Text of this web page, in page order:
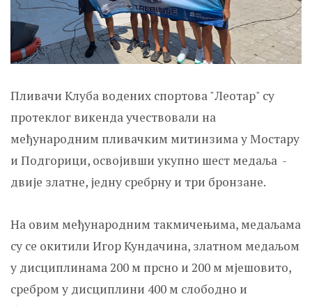
Пливачи Клуба водених спортова "Леотар" су
протеклог викенда учествовали на
међународним пливачким митинзима у Мостару
и Подгорици, освојивши укупно шест медаља -
двије златне, једну сребрну и три бронзане.
На овим међународним такмичењима, медаљама
су се окитили Игор Кундачина, златном медаљом
у дисциплинама 200 м прсно и 200 м мјешовито,
сребром у дисциплини 400 м слободно и